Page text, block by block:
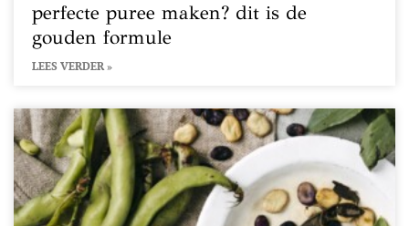
perfecte puree maken? dit is de
gouden formule
LEES VERDER »